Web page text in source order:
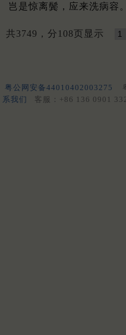
岂是惊离鬓，应来洗病容。
共3749，分108页显示
粤公网安备44010402003275
系我们
客服：+86 136 0901